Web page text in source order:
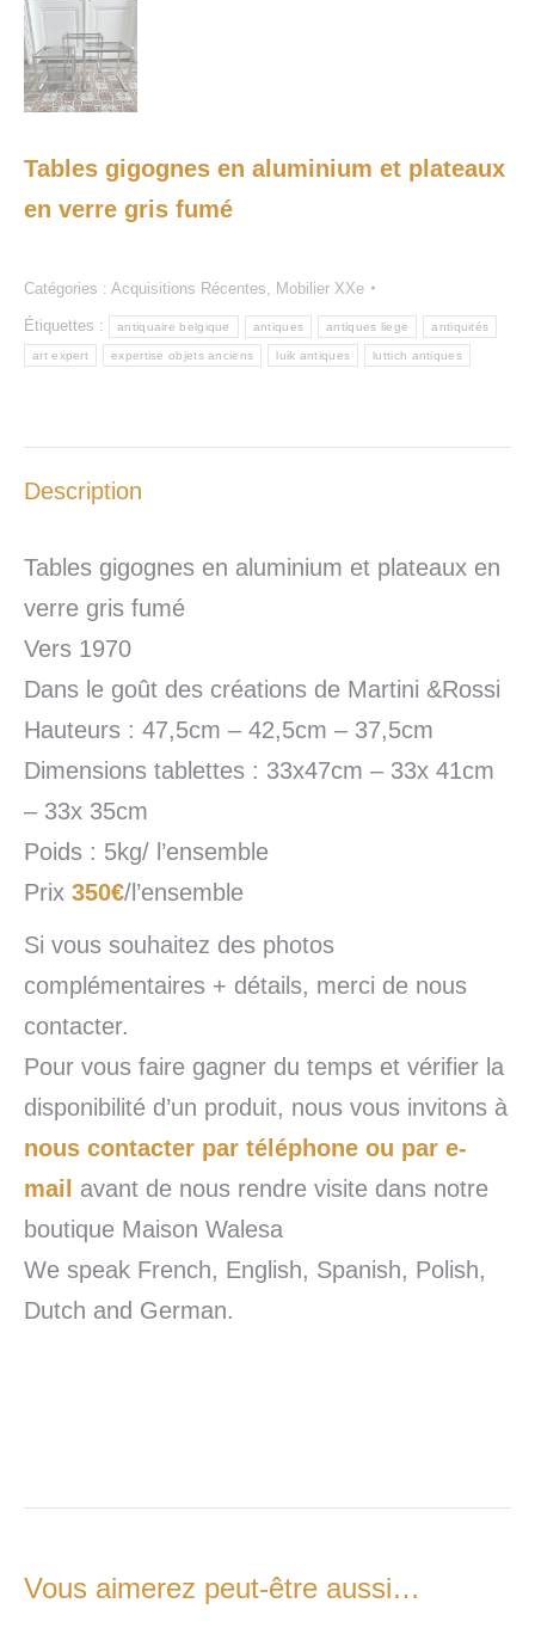
Tables gigognes en aluminium et plateaux
en verre gris fumé
Catégories : Acquisitions Récentes Mobilier XXe
Étiquettes : antiquaire belgique antiques antiques liege antiquités
art expert expertise objets anciens luik antiques luttich antiques
Description
Tables gigognes en aluminium et plateaux en
verre gris fumé
Vers 1970
Dans le goût des créations de Martini &Rossi
Hauteurs : 47,5cm – 42,5cm – 37,5cm
Dimensions tablettes : 33x47cm – 33x 41cm
– 33x 35cm
Poids : 5kg/ l’ensemble
Prix 350€/l’ensemble
Si vous souhaitez des photos
complémentaires + détails, merci de nous
contacter.
Pour vous faire gagner du temps et vérifier la
disponibilité d’un produit, nous vous invitons à
nous contacter par téléphone ou par e-
mail avant de nous rendre visite dans notre
boutique Maison Walesa
We speak French, English, Spanish, Polish,
Dutch and German.
Vous aimerez peut-être aussi…